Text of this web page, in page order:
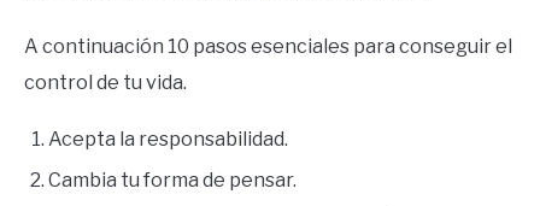
A continuación 10 pasos esenciales para conseguir el
control de tu vida.
Acepta la responsabilidad.
Cambia tu forma de pensar.